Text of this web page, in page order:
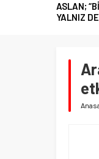
ASLAN;
YALNIZ